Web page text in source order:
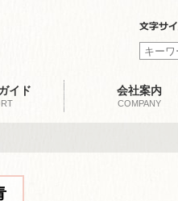
イド 会社案内
COMPANY